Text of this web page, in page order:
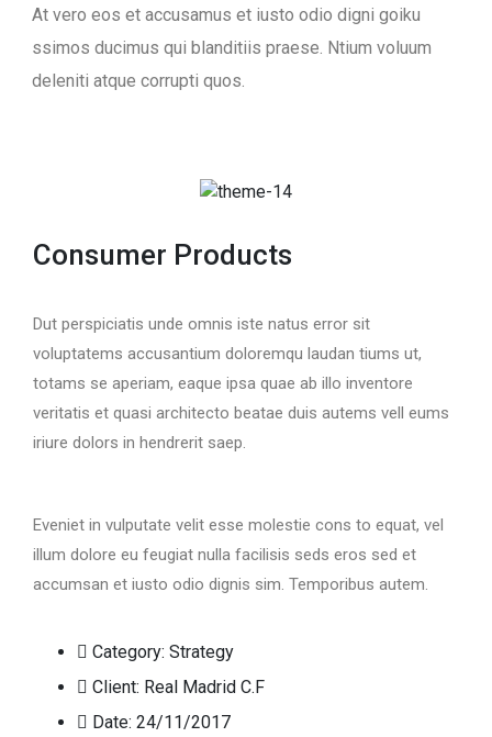
At vero eos et accusamus et iusto odio digni goiku
ssimos ducimus qui blanditiis praese. Ntium voluum
deleniti atque corrupti quos.
Consumer Products
Dut perspiciatis unde omnis iste natus error sit
voluptatems accusantium doloremqu laudan tiums ut,
totams se aperiam, eaque ipsa quae ab illo inventore
veritatis et quasi architecto beatae duis autems vell eums
iriure dolors in hendrerit saep.
Eveniet in vulputate velit esse molestie cons to equat, vel
illum dolore eu feugiat nulla facilisis seds eros sed et
accumsan et iusto odio dignis sim. Temporibus autem.
Category: Strategy
Client: Real Madrid C.F
Date: 24/11/2017